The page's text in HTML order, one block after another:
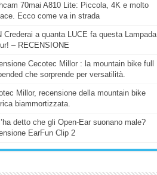
70mai A810 Lite: Piccola, 4K e molto
Ecco come va in strada
Crederai a quanta LUCE fa questa Lampada
– RECENSIONE
Cecotec Millor : la mountain bike full
che sorprende per versatilità.
Millor, recensione della mountain bike
biammortizzata.
detto che gli Open-Ear suonano male?
EarFun Clip 2